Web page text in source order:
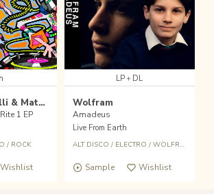
Daniele Baldelli & Mattia Dallara
1 EP
/ ROCK
Wishlist
LP＋DL
Wolfram
Amadeus
Live From Earth
ALT DISCO / ELECTRO / WOLFRAM
Sample Wishlist